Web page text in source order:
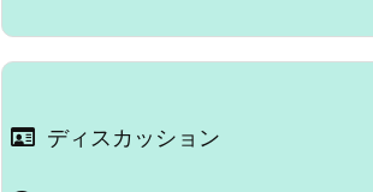
ディスカッション